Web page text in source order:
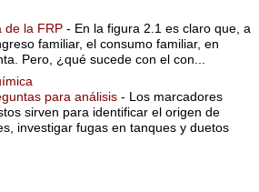
de la FRP - En la figura 2.1 es claro que, a
familiar, el consumo familiar, en
Pero, ¿qué sucede con el con...
para análisis - Los marcadores
sirven para identificar el origen de
investigar fugas en tanques y duetos